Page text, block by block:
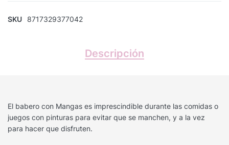
SKU 8717329377042
Descripción
El babero con Mangas es imprescindible durante las comidas o
juegos con pinturas para evitar que se manchen, y a la vez
para hacer que disfruten.